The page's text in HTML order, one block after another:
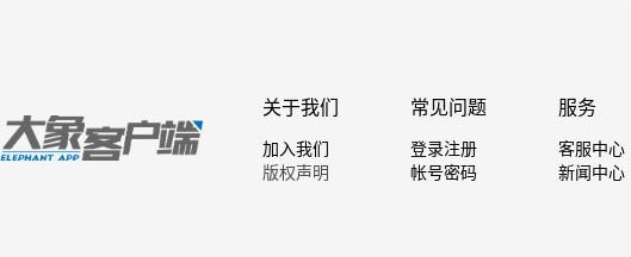
关于我们
加入我们
版权声明
常见问题
登录注册
帐号密码
服务
客服中心
新闻中心